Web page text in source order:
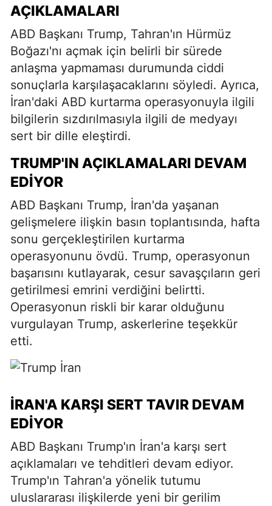
AÇIKLAMALARI
ABD Başkanı Trump, Tahran'ın Hürmüz
Boğazı'nı açmak için belirli bir sürede
anlaşma yapmaması durumunda ciddi
sonuçlarla karşılaşacaklarını söyledi. Ayrıca,
İran'daki ABD kurtarma operasyonuyla ilgili
bilgilerin sızdırılmasıyla ilgili de medyayı
sert bir dille eleştirdi.
TRUMP'IN AÇIKLAMALARI DEVAM
EDIYOR
ABD Başkanı Trump, İran'da yaşanan
gelişmelere ilişkin basın toplantısında, hafta
sonu gerçekleştirilen kurtarma
operasyonunu övdü. Trump, operasyonun
başarısını kutlayarak, cesur savaşçıların geri
getirilmesi emrini verdiğini belirtti.
Operasyonun riskli bir karar olduğunu
vurgulayan Trump, askerlerine teşekkür
etti.
İRAN'A KARŞI SERT TAVIR DEVAM
EDIYOR
ABD Başkanı Trump'ın İran'a karşı sert
açıklamaları ve tehditleri devam ediyor.
Trump'ın Tahran'a yönelik tutumu
uluslararası ilişkilerde yeni bir gerilim